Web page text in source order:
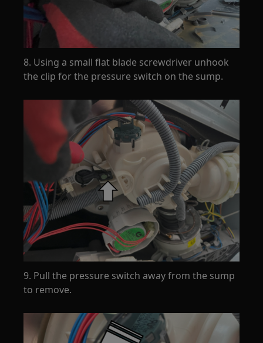
8. Using a small flat blade screwdriver unhook
the clip for the pressure switch on the sump.
9. Pull the pressure switch away from the sump
to remove.